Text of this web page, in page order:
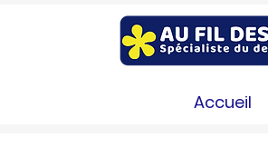
Accueil